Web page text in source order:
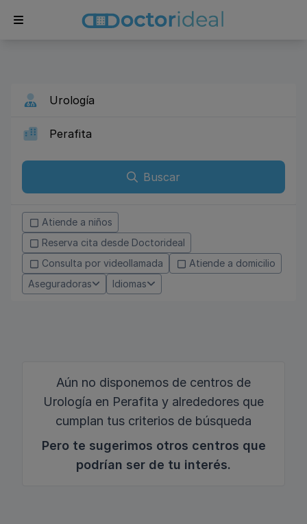
Buscar
Atiende a niños
Reserva cita desde Doctorideal
Consulta por videollamada
Atiende a domicilio
Aseguradoras
Idiomas
Aún no disponemos de centros de
Urología en Perafita y alrededores que
cumplan tus criterios de búsqueda
Pero te sugerimos otros centros que
podrían ser de tu interés.